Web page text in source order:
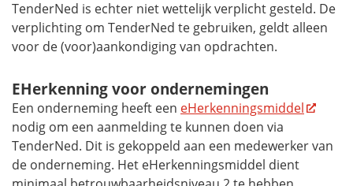
TenderNed is echter niet wettelijk verplicht gesteld. De
verplichting om TenderNed te gebruiken, geldt alleen
voor de (voor)aankondiging van opdrachten.
EHerkenning voor ondernemingen
Een onderneming heeft een eHerkenningsmiddel
nodig om een aanmelding te kunnen doen via
TenderNed. Dit is gekoppeld aan een medewerker van
de onderneming. Het eHerkenningsmiddel dient